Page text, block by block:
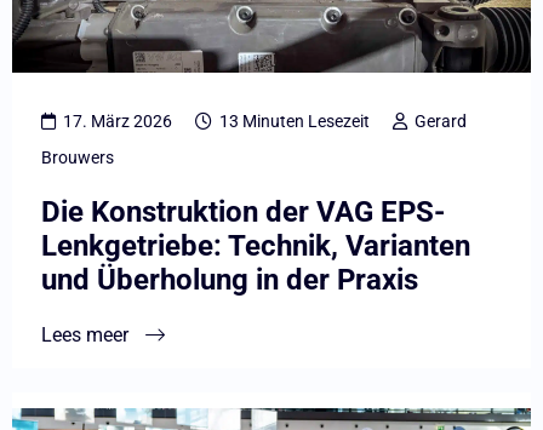
17. März 2026 13 Minuten Lesezeit
Gerard
Brouwers
Die Konstruktion der VAG EPS-
Lenkgetriebe: Technik, Varianten
und Überholung in der Praxis
Lees meer
EPS-
Lenkgetriebe:
Überholung
Praxis
Lees